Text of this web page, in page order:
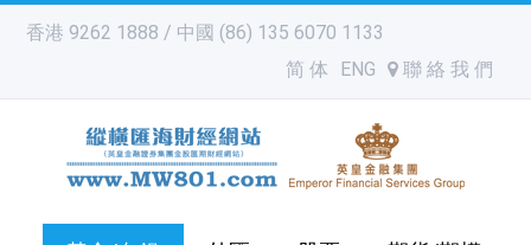
香港 9262 1888 / 中國 (86) 135 6070 1133
简 体
ENG 聯 絡 我 們